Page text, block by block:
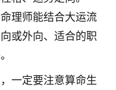
理师能结合大运流
或外向、适合的职
一定要注意算命生
友介绍，找到慧来老
梦再也没有梦到过
，图个心安，给亡母
不行。
11